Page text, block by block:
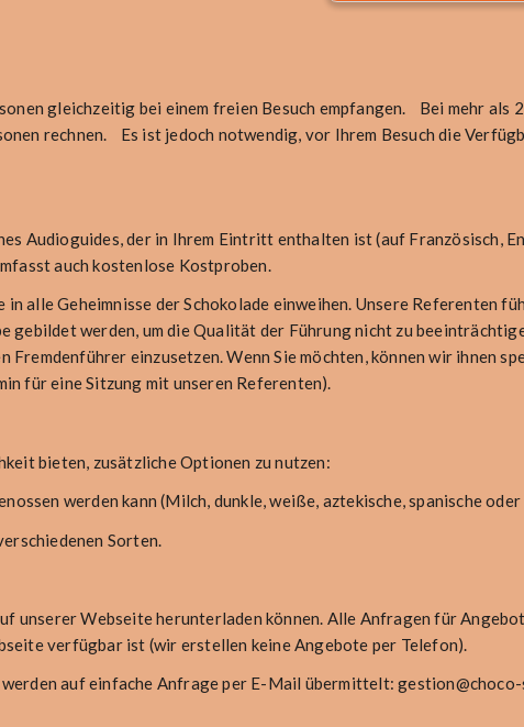
gleichzeitig bei einem freien Besuch empfangen. Bei mehr als
rechnen. Es ist jedoch notwendig, vor Ihrem Besuch die
Audioguides, der in Ihrem Eintritt enthalten ist (auf Französisch,
auch kostenlose Kostproben.
alle Geheimnisse der Schokolade einweihen. Unsere Referenten
gebildet werden, um die Qualität der Führung nicht zu
einzusetzen. Wenn Sie möchten, können wir ihnen
für eine Sitzung mit unseren Referenten).
bieten, zusätzliche Optionen zu nutzen:
werden kann (Milch, dunkle, weiße, aztekische, spanische
Sorten.
unserer Webseite herunterladen können. Alle Anfragen für
verfügbar ist (wir erstellen keine Angebote per Telefon).
auf einfache Anfrage per E-Mail übermittelt: